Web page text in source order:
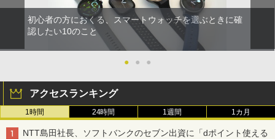
初心者の方におくる、スマートウォッチを選ぶときに確
認したい10のこと
● ● ●
アクセスランキング
1時間 24時間 1週間 1カ月
NTT島田社長、ソフトバンクのセブン出資に「dポイント使える